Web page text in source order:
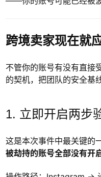
跨境卖家现在就
不管你的账号有没有直接
的契机，把团队的安全基
1. 立即开启两步
这是本次事件中最关键的
被劫持的账号全部没有开